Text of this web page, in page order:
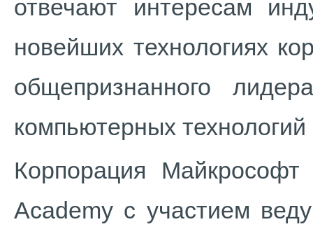
отвечают интересам
новейших технологиях
общепризнанного
компьютерных
Корпорация
Academy с участием